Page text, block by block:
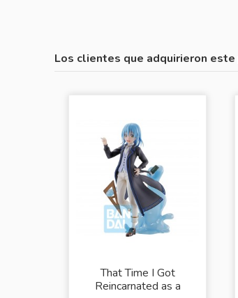
Los clientes que adquirieron
That Time I Got
Reincarnated as a